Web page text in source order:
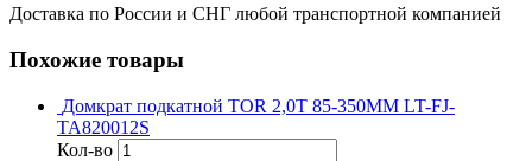
Доставка по России и СНГ любой транспортной компанией
Похожие товары
Домкрат подкатной TOR 2,0Т 85-350MM LT-FJ-
TA820012S
Кол-во